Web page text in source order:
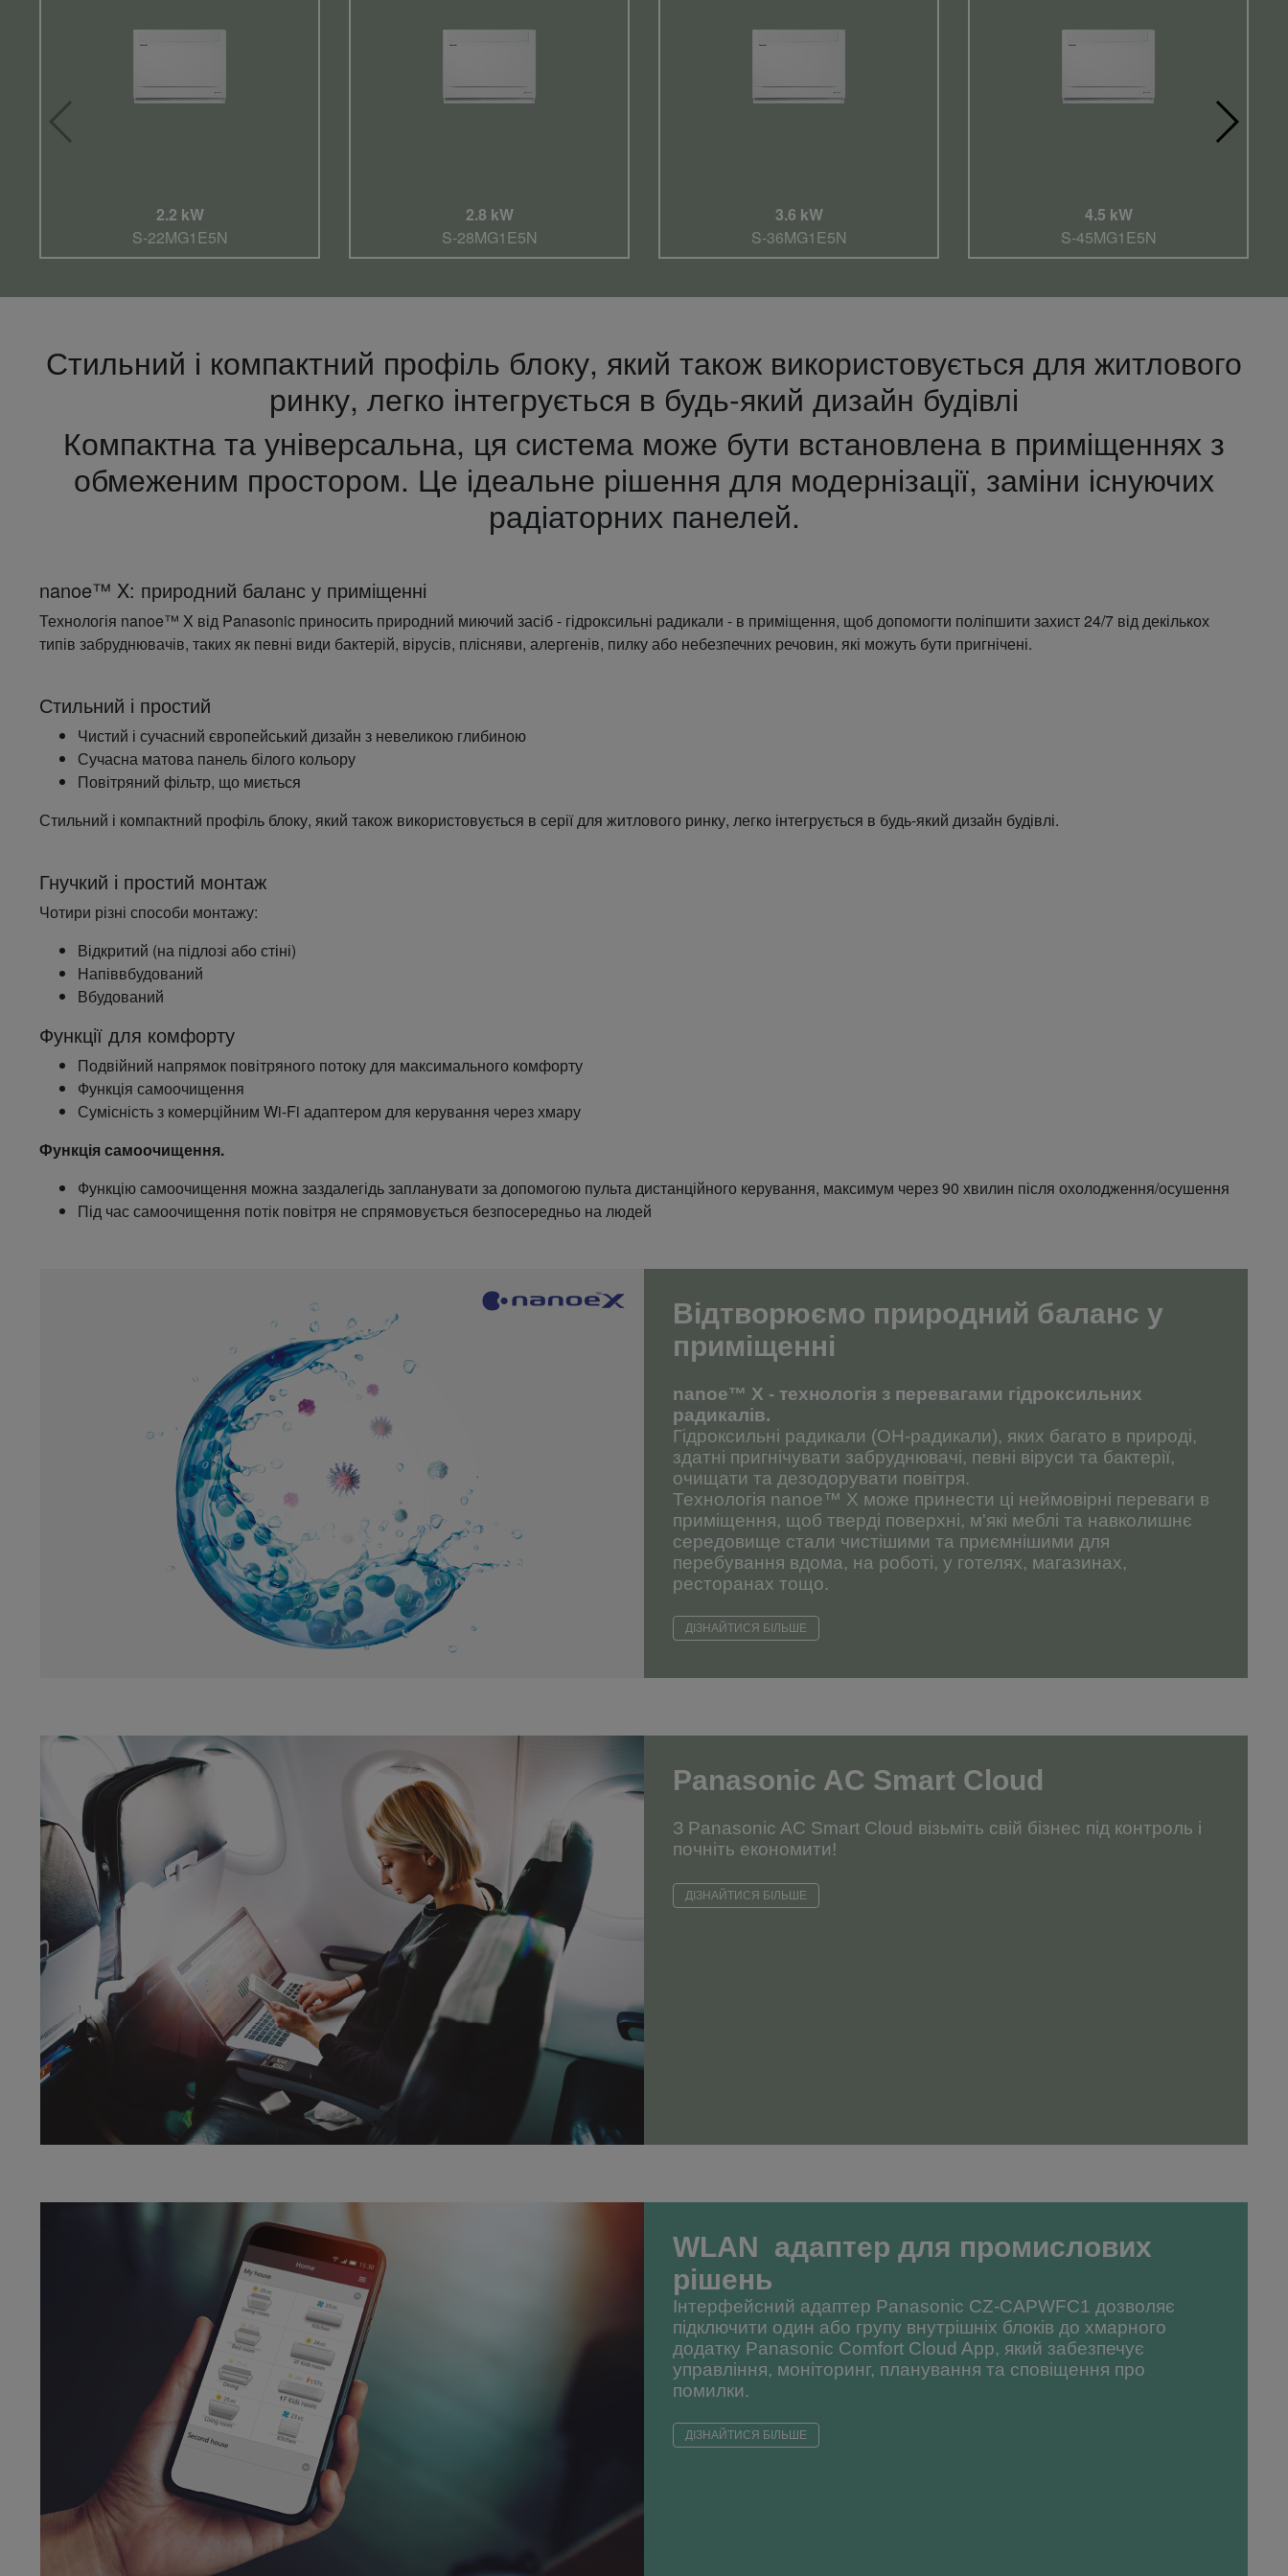
2.2 kW
S-22MG1E5N
2.8 kW
S-28MG1E5N
3.6 kW
S-36MG1E5N
4.5 kW
S-45MG1E5N
Стильний і компактний профіль блоку, який також використовується для житлового
ринку, легко інтегрується в будь-який дизайн будівлі
Компактна та універсальна, ця система може бути встановлена в приміщеннях з
обмеженим простором. Це ідеальне рішення для модернізації, заміни існуючих
радіаторних панелей.
nanoe™ X: природний баланс у приміщенні
Технологія nanoe™ X від Panasonic приносить природний миючий засіб - гідроксильні радикали - в приміщення, щоб допомогти поліпшити захист 24/7 від декількох
типів забруднювачів, таких як певні види бактерій, вірусів, плісняви, алергенів, пилку або небезпечних речовин, які можуть бути пригнічені.
Стильний і простий
Чистий і сучасний європейський дизайн з невеликою глибиною
Сучасна матова панель білого кольору
Повітряний фільтр, що миється
Стильний і компактний профіль блоку, який також використовується в серії для житлового ринку, легко інтегрується в будь-який дизайн будівлі.
Гнучкий і простий монтаж
Чотири різні способи монтажу:
Відкритий (на підлозі або стіні)
Напіввбудований
Вбудований
Функції для комфорту
Подвійний напрямок повітряного потоку для максимального комфорту
Функція самоочищення
Сумісність з комерційним Wi-Fi адаптером для керування через хмару
Функція самоочищення.
Функцію самоочищення можна заздалегідь запланувати за допомогою пульта дистанційного керування, максимум через 90 хвилин після охолодження/осушення
Під час самоочищення потік повітря не спрямовується безпосередньо на людей
Відтворюємо природний баланс у
приміщенні
nanoe™ X - технологія з перевагами гідроксильних
радикалів.
Гідроксильні радикали (ОН-радикали), яких багато в природі,
здатні пригнічувати забруднювачі, певні віруси та бактерії,
очищати та дезодорувати повітря.
Технологія nanoe™ X може принести ці неймовірні переваги в
приміщення, щоб тверді поверхні, м'які меблі та навколишнє
середовище стали чистішими та приємнішими для
перебування вдома, на роботі, у готелях, магазинах,
ресторанах тощо.
ДІЗНАЙТИСЯ БІЛЬШЕ
Panasonic AC Smart Cloud
З Panasonic AC Smart Cloud візьміть свій бізнес під контроль і
почніть економити!
ДІЗНАЙТИСЯ БІЛЬШЕ
WLAN адаптер для промислових
рішень
Інтерфейсний адаптер Panasonic CZ-CAPWFC1 дозволяє
підключити один або групу внутрішніх блоків до хмарного
додатку Panasonic Comfort Cloud App, який забезпечує
управління, моніторинг, планування та сповіщення про
помилки.
ДІЗНАЙТИСЯ БІЛЬШЕ